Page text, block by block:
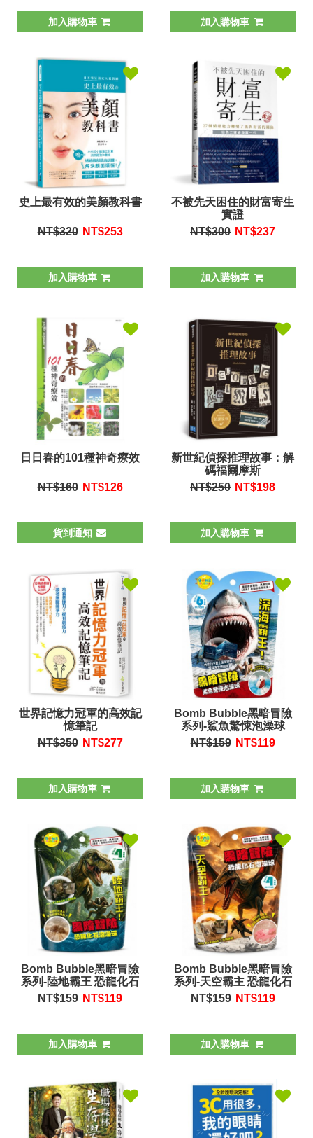
加入購物車 加入購物車
史上最有效的美顏教科書
NT$320 NT$253
加入購物車
不被先天困住的財富寄生
實證
NT$300 NT$237
加入購物車
日日春的101種神奇療效
NT$160 NT$126
貨到通知
新世紀偵探推理故事：解
碼福爾摩斯
NT$250 NT$198
加入購物車
世界記憶力冠軍的高效記
憶筆記
NT$350 NT$277
加入購物車
Bomb Bubble黑暗冒險
系列-鯊魚驚悚泡澡球
NT$159 NT$119
加入購物車
Bomb Bubble黑暗冒險
系列-陸地霸王 恐龍化石
沐浴球
NT$159 NT$119
加入購物車
Bomb Bubble黑暗冒險
系列-天空霸主 恐龍化石
泡澡球
NT$159 NT$119
加入購物車